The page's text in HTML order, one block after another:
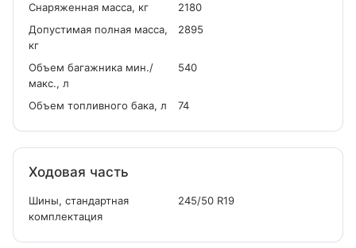
Снаряженная масса, кг
2180
Допустимая полная масса,
кг
2895
Объем багажника мин./
макс., л
540
Объем топливного бака, л 74
Ходовая часть
Шины, стандартная
комплектация
245/50 R19